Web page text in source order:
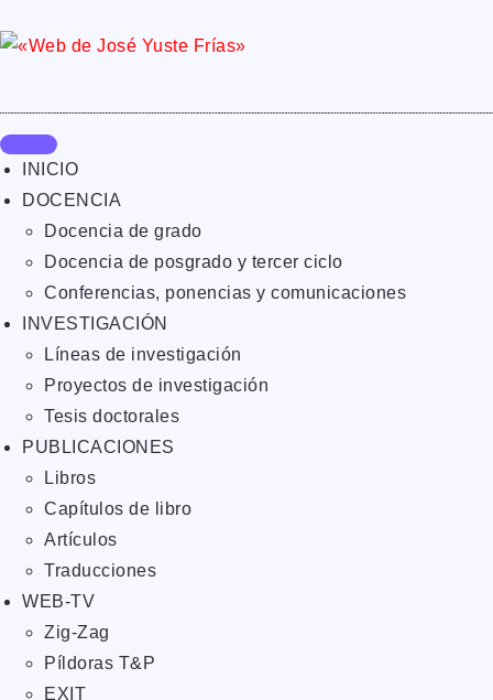
INICIO
DOCENCIA
Docencia de grado
Docencia de posgrado y tercer ciclo
Conferencias, ponencias y comunicaciones
INVESTIGACIÓN
Líneas de investigación
Proyectos de investigación
Tesis doctorales
PUBLICACIONES
Libros
Capítulos de libro
Artículos
Traducciones
WEB-TV
Zig-Zag
Píldoras T&P
EXIT